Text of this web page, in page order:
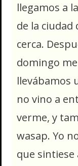
llegamos a
de la ciudad
cerca.
domingo
llevábamos
no vino a
verme, y
wasap. Yo
que sintiese